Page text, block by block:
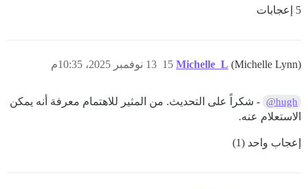
5 إعجابات
Michelle_L (Michelle Lynn) 13 نوفمبر 2025، 10:35م 15
@hugh - شكراً على التحديث. من المثير للاهتمام معرفة أنه يمكن
الاستعلام عنه.
إعجاب واحد (1)